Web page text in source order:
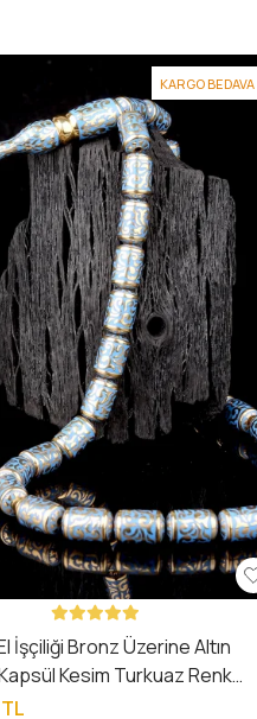
KARGO BEDAVA
İşçiliği Bronz Üzerine Altın
Kesim Turkuaz Renk